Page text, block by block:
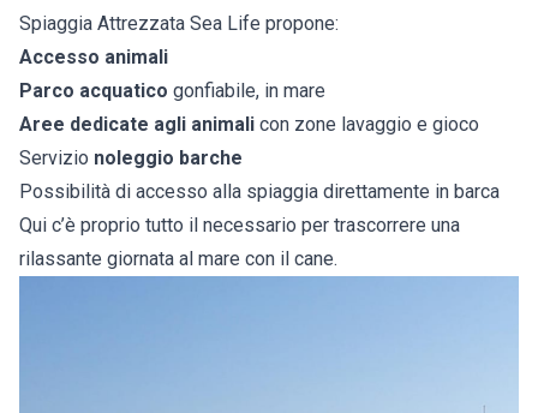
Spiaggia Attrezzata Sea Life propone:
Accesso animali
Parco acquatico gonfiabile, in mare
Aree dedicate agli animali con zone lavaggio e gioco
Servizio noleggio barche
Possibilità di accesso alla spiaggia direttamente in barca
Qui c’è proprio tutto il necessario per trascorrere una
rilassante giornata al mare con il cane.